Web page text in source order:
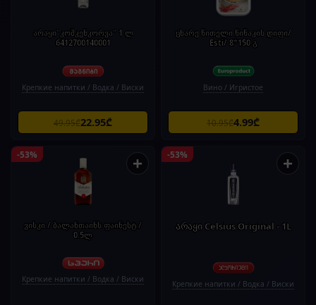
არაყი"კოშკენკორვა" 1 ლ
6412700140001
Крепкие напитки / Водка / Виски
49.95₾22.95₾
ცხარე წითელი წიწაკის დიფი/
Esti/ 8*150 გ
Вино / Игристое
10.95₾4.99₾
-53% +
ვისკი / ბალანთაინს ფაინესტ /
0.5ლ
Крепкие напитки / Водка / Виски
-53% +
არაყი Celsius Original - 1L
Крепкие напитки / Водка / Виски